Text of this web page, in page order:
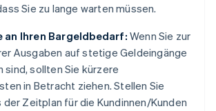
Sie zu lange warten müssen.
an Ihren Bargeldbedarf: Wenn Sie zur
Ausgaben auf stetige Geldeingänge
sind, sollten Sie kürzere
in Betracht ziehen. Stellen Sie
der Zeitplan für die Kundinnen/Kunden